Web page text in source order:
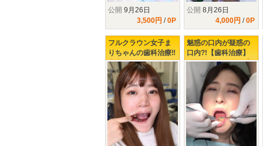
公開 9月26日
3,500円 /0P
公開 8月26日
4,000円 /0P
フルクラウン女子ま
りちゃんの歯科治療‼
虫歯み～つけたっ‼
魅惑の口内が疑惑の
口内?!【歯科治療】
開けてビックリ玉手
箱!!47年分の美熟女の
イケない歯科治療♥♥♥